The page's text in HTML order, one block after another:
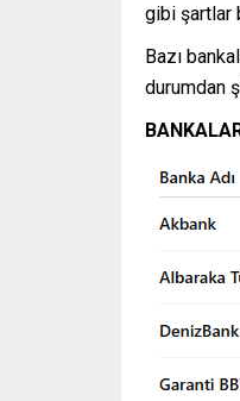
gibi şartlar
Bazı
durumdan